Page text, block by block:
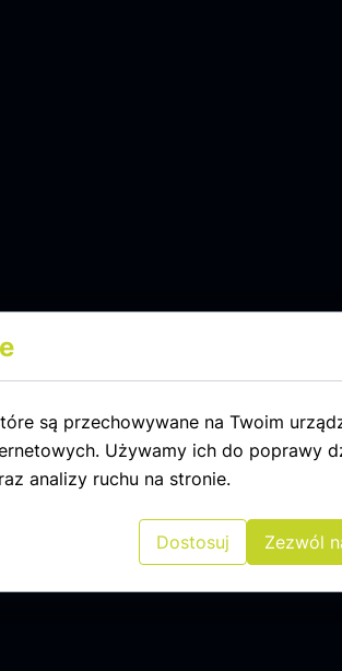
są przechowywane na Twoim
Używamy ich do poprawy
analizy ruchu na stronie.
Dostosuj Zezwól